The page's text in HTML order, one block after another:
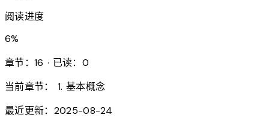
阅读进度
6%
章节：16 · 已读：0
当前章节：
1. 基本概念
最近更新：2025-08-24